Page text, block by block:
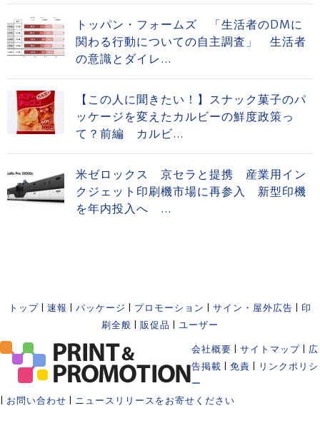
トッパン・フォームズ 「生活者のDMに
関わる行動についての自主調査」 生活者
の意識とダイレ...
【この人に聞きたい！】スナック菓子のパ
ッケージを変えたカルビーの鮮度政策っ
て？前編 カルビ...
米ゼロックス 京セラと提携 産業用イン
クジェット印刷機市場に再参入 新型印機
を年内投入へ ...
トップ 速報 パッケージ プロモーション サイン・屋外広告
印
刷全般
販促品 ユーザー
会社概要 サイトマップ
広
告掲載
免責
リンクポリシ
ー
お問い合わせ ニュースリリースをお寄せください